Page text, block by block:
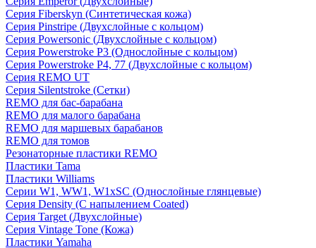
Серия Fiberskyn (Синтетическая кожа)
Серия Pinstripe (Двухслойные с кольцом)
Серия Powersonic (Двухслойные с кольцом)
Серия Powerstroke P3 (Однослойные с кольцом)
Серия Powerstroke P4, 77 (Двухслойные с кольцом)
Серия REMO UT
Серия Silentstroke (Сетки)
REMO для бас-барабана
REMO для малого барабана
REMO для маршевых барабанов
REMO для томов
Резонаторные пластики REMO
Пластики Tama
Пластики Williams
Серии W1, WW1, W1xSC (Однослойные глянцевые)
Серия Density (C напылением Coated)
Серия Target (Двухслойные)
Серия Vintage Tone (Кожа)
Пластики Yamaha